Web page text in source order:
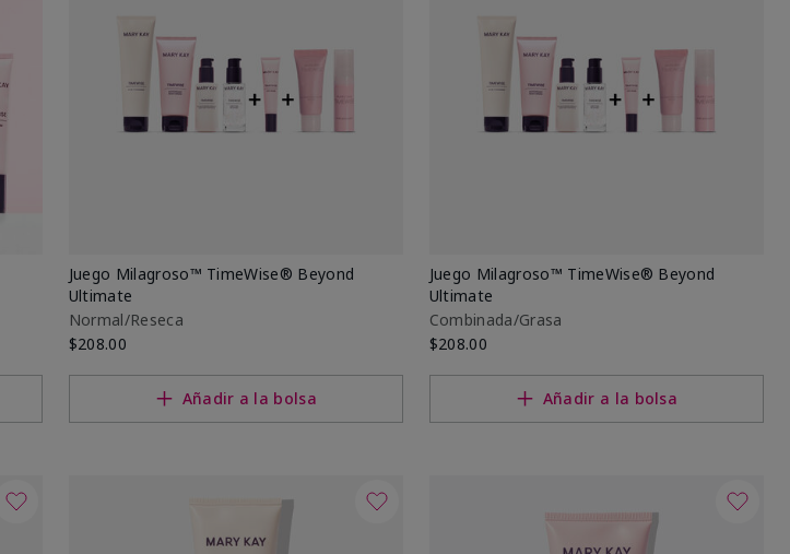
Juego Milagroso™ TimeWise® Beyond
Ultimate
Normal/Reseca
$208.00
Añadir a la bolsa
Juego Milagroso™ TimeWise® Beyond
Ultimate
Combinada/Grasa
$208.00
Añadir a la bolsa